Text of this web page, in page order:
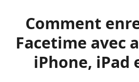
Comment
Facetime avec
iPhone, iPad